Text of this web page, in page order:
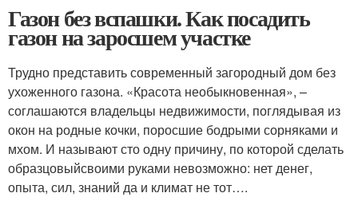
Газон без вспашки. Как посадить
газон на заросшем участке
Трудно представить современный загородный дом без
ухоженного газона. «Красота необыкновенная», –
соглашаются владельцы недвижимости, поглядывая из
окон на родные кочки, поросшие бодрыми сорняками и
мхом. И называют сто одну причину, по которой сделать
образцовыйсвоими руками невозможно: нет денег,
опыта, сил, знаний да и климат не тот….